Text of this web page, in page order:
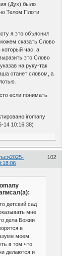
(Дух) было
Телом Плоти
я это объяснил
сказать Слово
который час, а
это Слово
на руку-так
станет словом, а
если понимать
iromany
14 10:16:38)
102
2025-
детский сад
мне,
дела Божии
в
моем,
в том что
делаются и